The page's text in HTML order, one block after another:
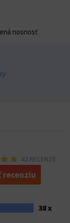
nosnosť
42 RECENZIÍ
recenziu
38 x